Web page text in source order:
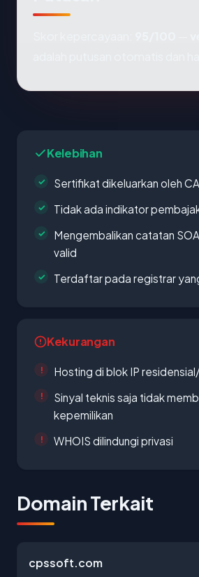
Kelebihan
Sertifikat dikeluarkan oleh
Tidak ada indikator
Mengembalikan catatan
valid
Terdaftar pada registrar
Kekurangan
Hosting di blok IP
Sinyal teknis saja tidak
kepemilikan
WHOIS dilindungi privasi
Domain Terkait
cpssoft.com